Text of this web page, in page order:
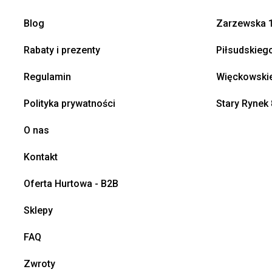
Blog
Rabaty i prezenty
Regulamin
Polityka prywatności
O nas
Kontakt
Oferta Hurtowa - B2B
Sklepy
FAQ
Zwroty
Zarzewska
Stary